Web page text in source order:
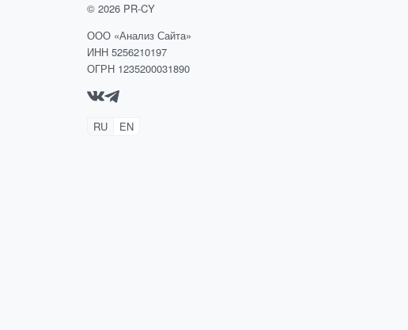
© 2026 PR-CY
ООО «Анализ Сайта»
ИНН 5256210197
ОГРН 1235200031890
RU EN